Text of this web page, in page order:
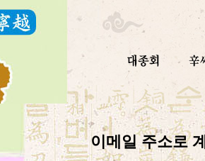
이메일 주소로